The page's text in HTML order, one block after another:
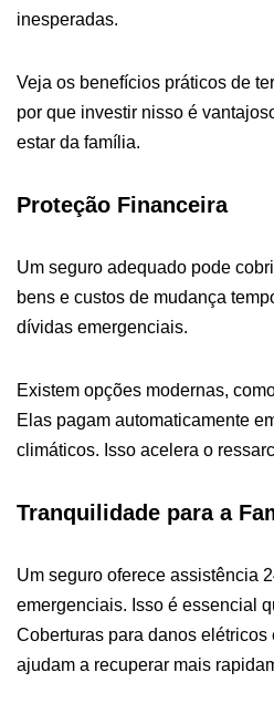
inesperadas.
Veja os benefícios práticos de
por que investir nisso é
estar da família.
Proteção Financeira
Um seguro adequado pode
bens e custos de mudança
dívidas emergenciais.
Existem opções modernas,
Elas pagam automaticamente
climáticos. Isso acelera o
Tranquilidade para a
Um seguro oferece assistência
emergenciais. Isso é essencial
Coberturas para danos elétricos
ajudam a recuperar mais